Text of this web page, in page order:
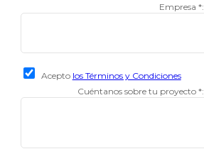
Empresa *:
Acepto los Términos y Condiciones
Cuéntanos sobre tu proyecto *: